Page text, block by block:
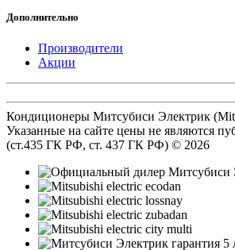
Дополнительно
Производители
Акции
Кондиционеры Митсубиси Электрик
Указанные на сайте цены не являются
(ст.435 ГК РФ, cт. 437 ГК РФ) © 2026